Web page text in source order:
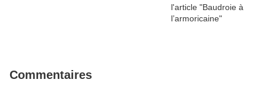
Commentaires